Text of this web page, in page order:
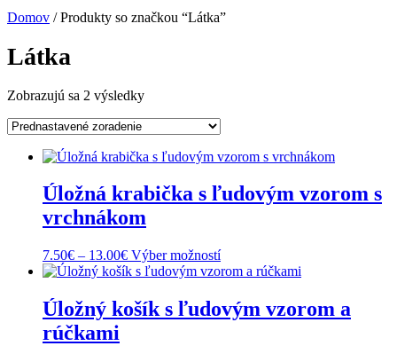
Domov / Produkty so značkou “Látka”
Látka
Zobrazujú sa 2 výsledky
Úložná krabička s ľudovým vzorom s
vrchnákom
7.50€ – 13.00€Price
range:
through
13.00€
Výber možnostíTento
produkt
viacero
variantov.
Úložný košík s ľudovým vzorom a
rúčkami